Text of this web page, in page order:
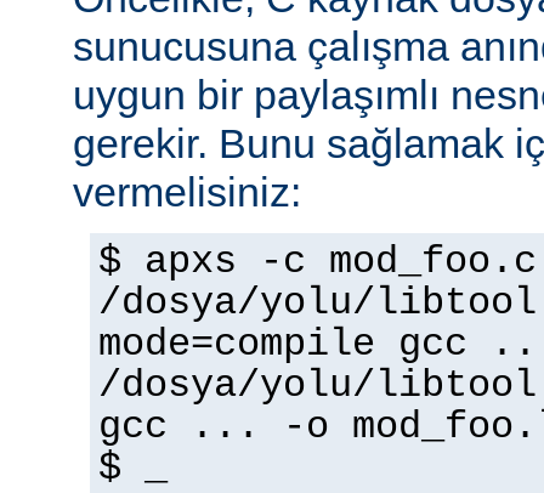
sunucusuna çalışma
uygun bir paylaşımlı
gerekir. Bunu sağlamak
vermelisiniz:
$ apxs -c mod_foo.c
/dosya/yolu/
mode=compile gcc
/dosya/yolu/libtool
gcc ... -o
$ _